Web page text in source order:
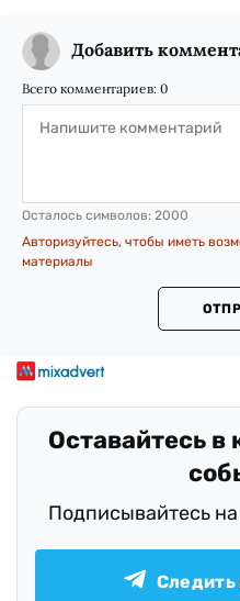
Добавить
Всего комментариев: 0
Осталось символов: 2000
Авторизуйтесь, чтобы иметь
материалы
Оставайтесь в
Подписывайтесь
Следить